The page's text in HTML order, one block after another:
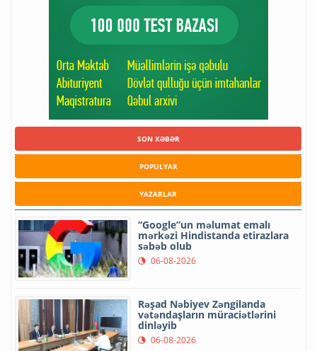
SON XƏBƏR
POPULYAR
YAZARLAR
“Google”un məlumat emalı
mərkəzi Hindistanda etirazlara
səbəb olub
06-08-2026
Rəşad Nəbiyev Zəngilanda
vətəndaşların müraciətlərini
dinləyib
06-08-2026